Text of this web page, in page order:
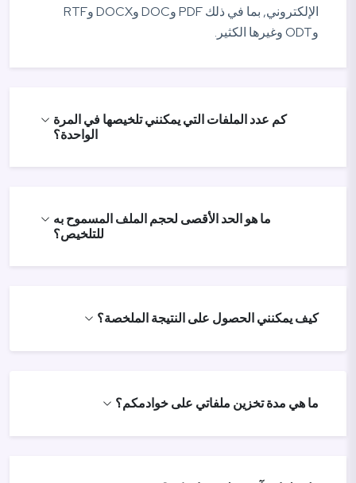
الإلكتروني, بما في ذلك PDF وDOC وDOCX وRTF
وODT وغيرها الكثير.
كم عدد الملفات التي يمكنني تلخيصها في المرة
الواحدة؟
ما هو الحد الأقصى لحجم الملف المسموح به
للتلخيص؟
كيف يمكنني الحصول على النتيجة الملخصة؟
ما هي مدة تخزين ملفاتي على خوادمكم؟